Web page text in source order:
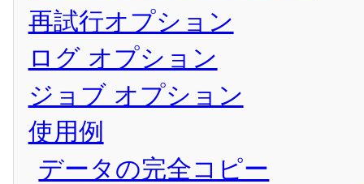
再試行オプション
ログ オプション
ジョブ オプション
使用例
データの完全コピー